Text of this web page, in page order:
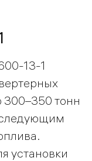
13-1
300–350 тонн
установки